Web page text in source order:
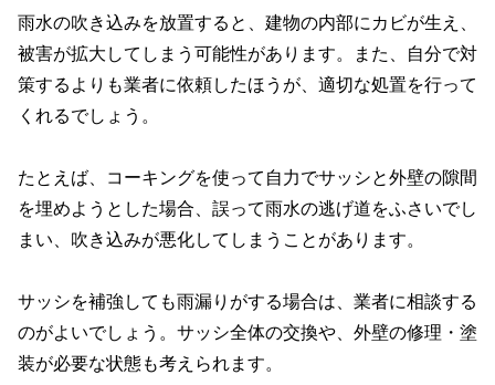
雨水の吹き込みを放置すると、建物の内部にカビが生え、
被害が拡大してしまう可能性があります。また、自分で対
策するよりも業者に依頼したほうが、適切な処置を行って
くれるでしょう。
たとえば、コーキングを使って自力でサッシと外壁の隙間
を埋めようとした場合、誤って雨水の逃げ道をふさいでし
まい、吹き込みが悪化してしまうことがあります。
サッシを補強しても雨漏りがする場合は、業者に相談する
のがよいでしょう。サッシ全体の交換や、外壁の修理・塗
装が必要な状態も考えられます。